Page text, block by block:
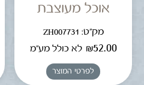
אוכל מעוצבת
מק"ט: ZH007731
₪52.00 לא כולל מע"מ
לפרטי המוצר